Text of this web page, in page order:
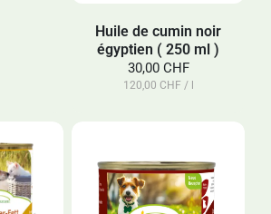
Huile de cumin noir
égyptien ( 250 ml )
30,00 CHF
120,00 CHF / l